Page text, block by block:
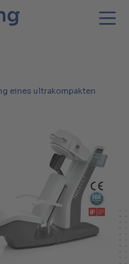
eines ultrakompakten